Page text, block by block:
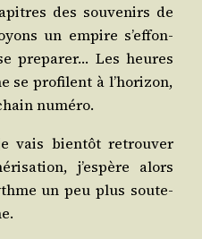
des sou­ve­nirs de
un empire s’ef­fon­
pre­pa­rer… Les heures
se pro­filent à l’ho­ri­zon,
numéro.
vais bien­tôt retrou­ver
j’es­père alors
un peu plus sou­te­